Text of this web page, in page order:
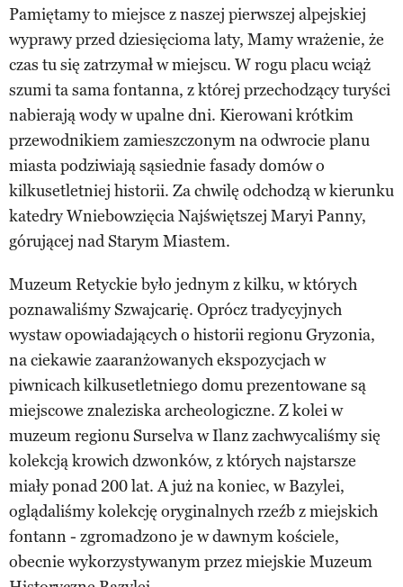
Pamiętamy to miejsce z naszej pierwszej alpejskiej
wyprawy przed dziesięcioma laty, Mamy wrażenie, że
czas tu się zatrzymał w miejscu. W rogu placu wciąż
szumi ta sama fontanna, z której przechodzący turyści
nabierają wody w upalne dni. Kierowani krótkim
przewodnikiem zamieszczonym na odwrocie planu
miasta podziwiają sąsiednie fasady domów o
kilkusetletniej historii. Za chwilę odchodzą w kierunku
katedry Wniebowzięcia Najświętszej Maryi Panny,
górującej nad Starym Miastem.
Muzeum Retyckie było jednym z kilku, w których
poznawaliśmy Szwajcarię. Oprócz tradycyjnych
wystaw opowiadających o historii regionu Gryzonia,
na ciekawie zaaranżowanych ekspozycjach w
piwnicach kilkusetletniego domu prezentowane są
miejscowe znaleziska archeologiczne. Z kolei w
muzeum regionu Surselva w Ilanz zachwycaliśmy się
kolekcją krowich dzwonków, z których najstarsze
miały ponad 200 lat. A już na koniec, w Bazylei,
oglądaliśmy kolekcję oryginalnych rzeźb z miejskich
fontann - zgromadzono je w dawnym kościele,
obecnie wykorzystywanym przez miejskie Muzeum